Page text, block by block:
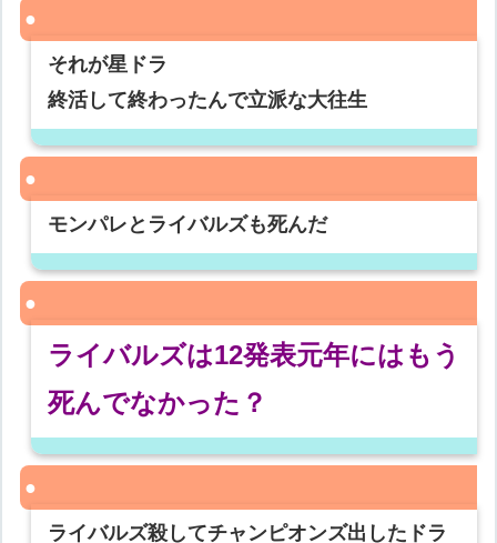
それが星ドラ
終活して終わったんで立派な大往生
モンパレとライバルズも死んだ
ライバルズは12発表元年にはもう
死んでなかった？
ライバルズ殺してチャンピオンズ出したドラ